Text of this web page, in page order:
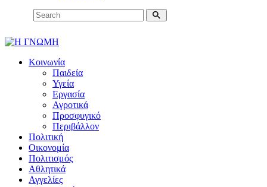
Κοινωνία
Παιδεία
Υγεία
Εργασία
Αγροτικά
Προσφυγικό
Περιβάλλον
Πολιτική
Οικονομία
Πολιτισμός
Αθλητικά
Αγγελίες